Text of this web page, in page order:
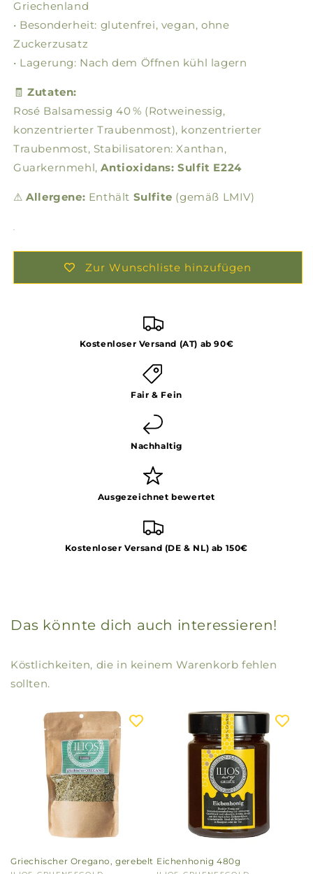
Griechenland
• Besonderheit: glutenfrei, vegan, ohne
Zuckerzusatz
• Lagerung: Nach dem Öffnen kühl lagern
🧾Zutaten:
Rosé Balsamessig 40 % (Rotweinessig,
konzentrierter Traubenmost), konzentrierter
Traubenmost, Stabilisatoren: Xanthan,
Guarkernmehl,Antioxidans: Sulfit E224
⚠Allergene: Enthält Sulfite (gemäß LMIV)
.
Zur Wunschliste hinzufügen
Kostenloser Versand (AT) ab 90€
Fair & Fein
Nachhaltig
Ausgezeichnet bewertet
Kostenloser Versand (DE & NL) ab 150€
Das könnte dich auch interessieren!
Köstlichkeiten, die in keinem Warenkorb fehlen
sollten.
Griechischer Oregano, gerebelt Eichenhonig 480g